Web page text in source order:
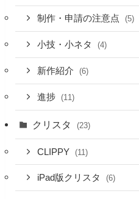
制作・申請の注意点 (5)
小技・小ネタ (4)
新作紹介 (6)
進捗 (11)
クリスタ (23)
CLIPPY (11)
iPad版クリスタ (6)